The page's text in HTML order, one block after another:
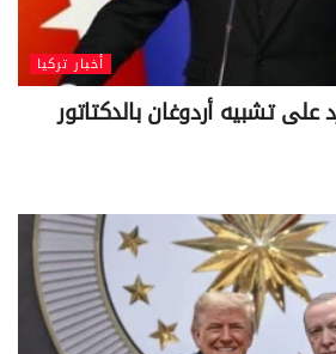
أخبار تركيا
على تشبيه أردوغان بالدكتاتور